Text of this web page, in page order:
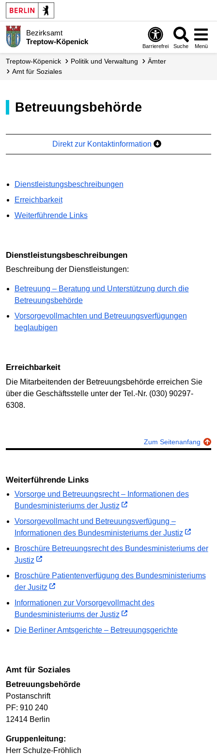
Bezirksamt
Treptow-Köpenick
Barrierefrei Suche Menü
Treptow-Köpenick Politik und Verwaltung
Ämter
Amt für Soziales
Betreuungsbehörde
Direkt zur Kontaktinformation
Dienstleistungsbeschreibungen
Erreichbarkeit
Weiterführende Links
Dienstleistungsbeschreibungen
Beschreibung der Dienstleistungen:
Betreuung – Beratung und Unterstützung durch die
Betreuungsbehörde
Vorsorgevollmachten und Betreuungsverfügungen
beglaubigen
Erreichbarkeit
Die Mitarbeitenden der Betreuungsbehörde erreichen Sie
über die Geschäftsstelle unter der Tel.-Nr. (030) 90297-
6308.
Zum Seitenanfang
Weiterführende Links
Vorsorge und Betreuungsrecht – Informationen des
Bundesministeriums der Justiz
Vorsorgevollmacht und Betreuungsverfügung –
Informationen des Bundesministeriums der Justiz
Broschüre Betreuungsrecht des Bundesministeriums der
Justiz
Broschüre Patientenverfügung des Bundesministeriums
der Jusitz
Informationen zur Vorsorgevollmacht des
Bundesministeriums der Justiz
Die Berliner Amtsgerichte – Betreuungsgerichte
Amt für Soziales
Betreuungsbehörde
Postanschrift
PF: 910 240
12414 Berlin
Gruppenleitung:
Herr Schulze-Fröhlich